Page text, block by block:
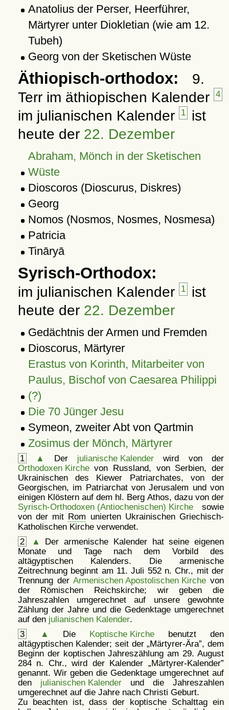
Anatolius der Perser, Heerführer,
Märtyrer unter Diokletian (wie am 12.
Tubeh)
Georg von der Sketischen Wüste
Äthiopisch-orthodox:
9.
Terr im äthiopischen Kalender
4
im julianischen Kalender 1 ist
heute der 22. Dezember
Abraham, Mönch in der Sketischen
Wüste
Dioscoros (Dioscurus, Diskres)
Georg
Nomos (Nosmos, Nosmes, Nosmesa)
Patricia
Tināryā
Syrisch-Orthodox:
im julianischen Kalender 1 ist
heute der 22. Dezember
Gedächtnis der Armen und Fremden
Dioscorus, Märtyrer
Erastus von Korinth, Mitarbeiter von
Paulus, Bischof von Caesarea Philippi
(?)
Die 70 Jünger Jesu
Symeon, zweiter Abt von Qartmin
Zosimus der Mönch, Märtyrer
1 ▲ Der julianische Kalenderwird von der
Orthodoxen Kirchevon Russland, von Serbien, der
Ukrainischen des Kiewer Patriarchates, von der
Georgischen, im Patriarchat von Jerusalem und von
einigen Klöstern auf dem hl. Berg Athos, dazu von der
Syrisch-Orthodoxen (Antiochenischen) Kirchesowie
von der mit Rom unierten Ukrainischen Griechisch-
Katholischen Kirche verwendet.
2
▲
Der armenische Kalender hat seine eigenen
Monate und Tage nach dem Vorbild des
altägyptischen Kalenders. Die armenische
Zeitrechnung beginnt am 11. Juli 552 n. Chr., mit der
Trennung derArmenischen Apostolischen Kirche von
der Römischen Reichskirche; wir geben die
Jahreszahlen umgerechnet auf unsere gewohnte
Zählung der Jahre und die Gedenktage umgerechnet
auf den julianischen Kalender.
3
▲ Die Koptische Kirchebenutzt den
altägyptischen Kalender; seit der Märtyrer-Ära , dem
Beginn der koptischen Jahreszählung am 29. August
284 n. Chr., wird der Kalender
Märtyrer-Kalender
genannt. Wir geben die Gedenktage umgerechnet auf
den julianischen Kalenderund die Jahreszahlen
umgerechnet auf die Jahre nach Christi Geburt.
Zu beachten ist, dass der koptische Schalttag ein